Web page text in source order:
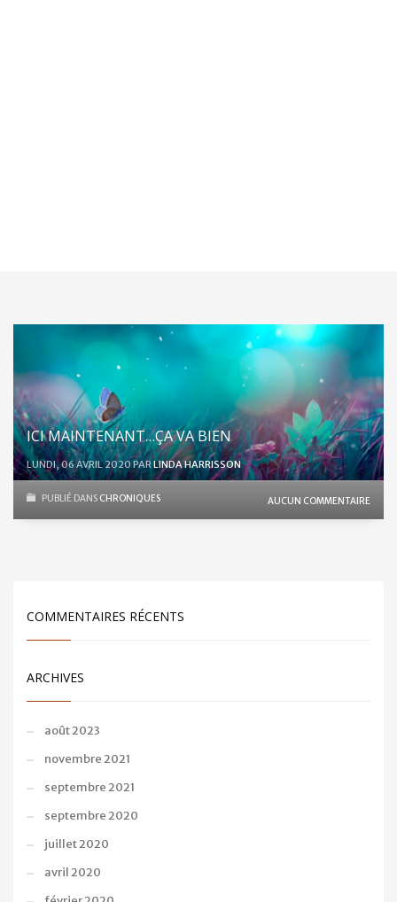
ICI MAINTENANT…ÇA VA BIEN
LUNDI, 06 AVRIL 2020 PARLINDA HARRISSON
PUBLIÉ DANS CHRONIQUES AUCUN COMMENTAIRE
COMMENTAIRES RÉCENTS
ARCHIVES
août 2023
novembre 2021
septembre 2021
septembre 2020
juillet 2020
avril 2020